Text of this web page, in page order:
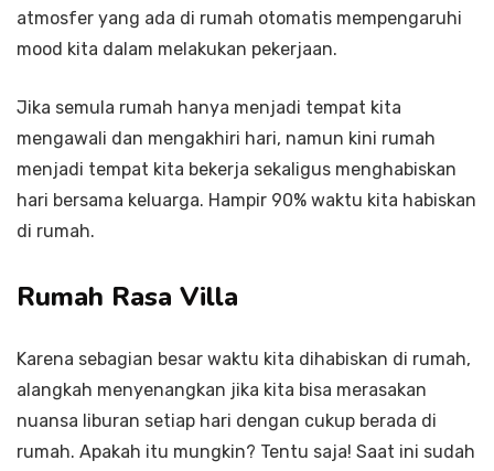
atmosfer yang ada di rumah otomatis mempengaruhi
mood kita dalam melakukan pekerjaan.
Jika semula rumah hanya menjadi tempat kita
mengawali dan mengakhiri hari, namun kini rumah
menjadi tempat kita bekerja sekaligus menghabiskan
hari bersama keluarga. Hampir 90% waktu kita habiskan
di rumah.
Rumah Rasa Villa
Karena sebagian besar waktu kita dihabiskan di rumah,
alangkah menyenangkan jika kita bisa merasakan
nuansa liburan setiap hari dengan cukup berada di
rumah. Apakah itu mungkin? Tentu saja! Saat ini sudah